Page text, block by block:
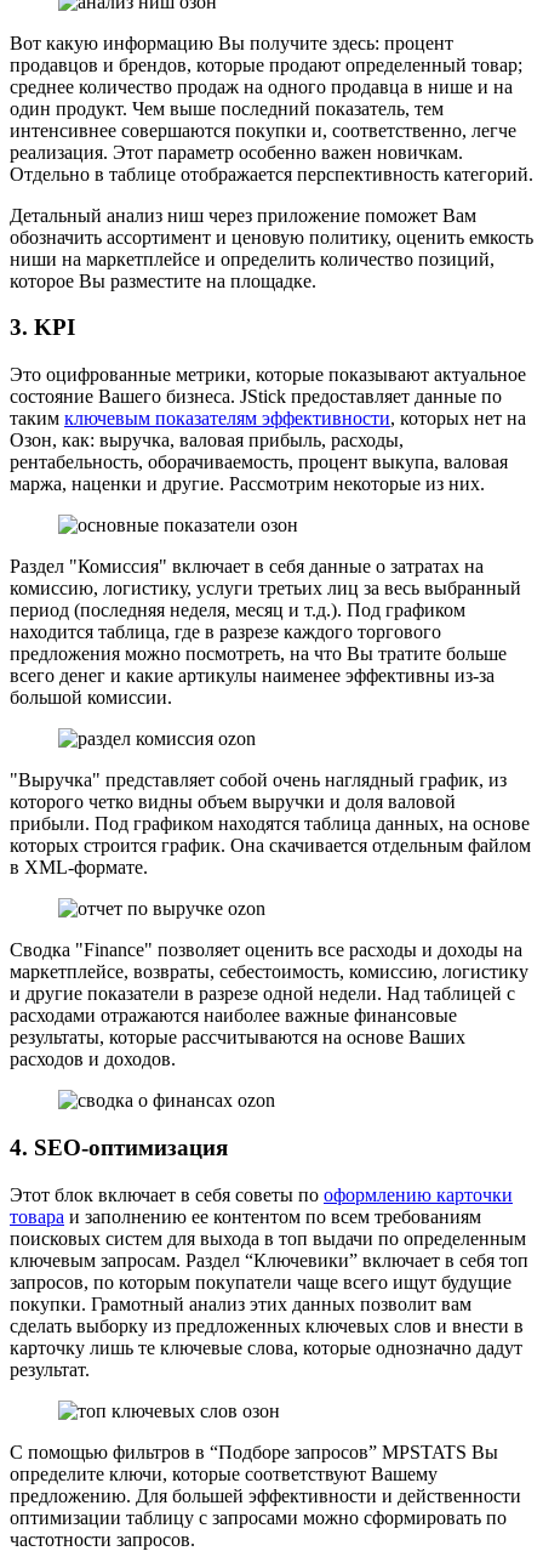
Вот какую информацию Вы получите здесь: процент
продавцов и брендов, которые продают определенный товар;
среднее количество продаж на одного продавца в нише и на
один продукт. Чем выше последний показатель, тем
интенсивнее совершаются покупки и, соответственно, легче
реализация. Этот параметр особенно важен новичкам.
Отдельно в таблице отображается перспективность категорий.
Детальный анализ ниш через приложение поможет Вам
обозначить ассортимент и ценовую политику, оценить емкость
ниши на маркетплейсе и определить количество позиций,
которое Вы разместите на площадке.
3. KPI
Это оцифрованные метрики, которые показывают актуальное
состояние Вашего бизнеса. JStick предоставляет данные по
таким ключевым показателям эффективности, которых нет на
Озон, как: выручка, валовая прибыль, расходы,
рентабельность, оборачиваемость, процент выкупа, валовая
маржа, наценки и другие. Рассмотрим некоторые из них.
Раздел "Комиссия" включает в себя данные о затратах на
комиссию, логистику, услуги третьих лиц за весь выбранный
период (последняя неделя, месяц и т.д.). Под графиком
находится таблица, где в разрезе каждого торгового
предложения можно посмотреть, на что Вы тратите больше
всего денег и какие артикулы наименее эффективны из-за
большой комиссии.
"Выручка" представляет собой очень наглядный график, из
которого четко видны объем выручки и доля валовой
прибыли. Под графиком находятся таблица данных, на основе
которых строится график. Она скачивается отдельным файлом
в XML-формате.
Сводка "Finance" позволяет оценить все расходы и доходы на
маркетплейсе, возвраты, себестоимость, комиссию, логистику
и другие показатели в разрезе одной недели. Над таблицей с
расходами отражаются наиболее важные финансовые
результаты, которые рассчитываются на основе Ваших
расходов и доходов.
4. SEO-оптимизация
Этот блок включает в себя советы по оформлению карточки
товара и заполнению ее контентом по всем требованиям
поисковых систем для выхода в топ выдачи по определенным
ключевым запросам. Раздел “Ключевики” включает в себя топ
запросов, по которым покупатели чаще всего ищут будущие
покупки. Грамотный анализ этих данных позволит вам
сделать выборку из предложенных ключевых слов и внести в
карточку лишь те ключевые слова, которые однозначно дадут
результат.
С помощью фильтров в “Подборе запросов” MPSTATS Вы
определите ключи, которые соответствуют Вашему
предложению. Для большей эффективности и действенности
оптимизации таблицу с запросами можно сформировать по
частотности запросов.